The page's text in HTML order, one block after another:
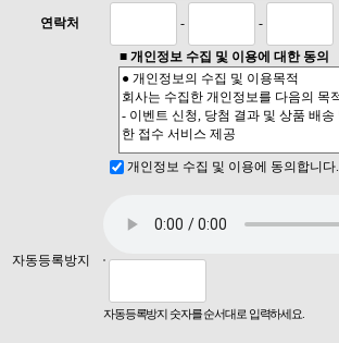
연락처 - -
■ 개인정보 수집 및 이용에 대한 동의
개인정보 수집 및 이용에 동의합니다.
자동등록방지
자동등록방지 숫자를 순서대로 입력하세요.